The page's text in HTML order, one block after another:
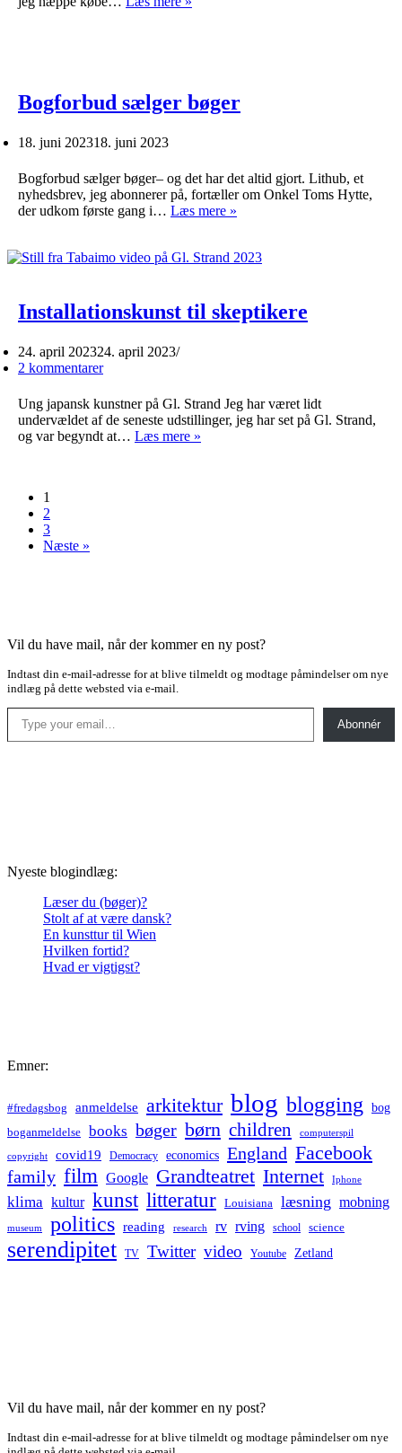
Bogforbud sælger bøger
18. juni 202318. juni 2023
Bogforbud sælger bøger– og det har det altid gjort. Lithub, et
nyhedsbrev, jeg abonnerer på, fortæller om Onkel Toms Hytte,
der udkom første gang i… Læs mere »
Installationskunst til skeptikere
24. april 202324. april 2023
2 kommentarer
Ung japansk kunstner på Gl. Strand Jeg har været lidt
undervældet af de seneste udstillinger, jeg har set på Gl. Strand,
og var begyndt at… Læs mere »
1
2
3
Næste »
Vil du have mail, når der kommer en ny post?
Indtast din e-mail-adresse for at blive tilmeldt og modtage påmindelser om nye
indlæg på dette websted via e-mail.
Type your email…
Abonnér
Nyeste blogindlæg:
Læser du (bøger)?
Stolt af at være dansk?
En kunsttur til Wien
Hvilken fortid?
Hvad er vigtigst?
Emner:
#fredagsbog anmeldelse arkitektur blog blogging bog
boganmeldelse books bøger børn children computerspil
copyright covid19 Democracy economics England Facebook
family film Google Grandteatret Internet Iphone
klima kultur kunst litteratur Louisiana læsning mobning
museum politics reading research rv rving school science
serendipitet TV Twitter video Youtube Zetland
Vil du have mail, når der kommer en ny post?
Indtast din e-mail-adresse for at blive tilmeldt og modtage påmindelser om nye